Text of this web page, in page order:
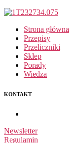
Strona główna
Przepisy
Przeliczniki
Sklep
Porady
Wiedza
KONTAKT
Newsletter
Regulamin